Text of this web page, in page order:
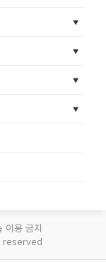
이용 금지
reserved